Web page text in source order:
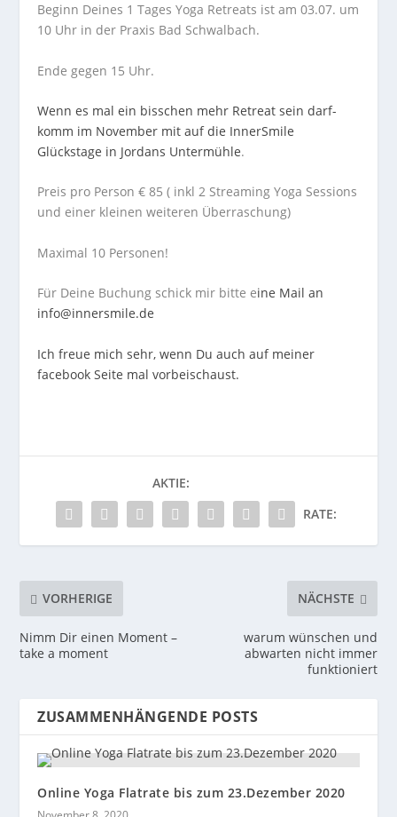
Beginn Deines 1 Tages Yoga Retreats ist am 03.07. um
10 Uhr in der Praxis Bad Schwalbach.
Ende gegen 15 Uhr.
Wenn es mal ein bisschen mehr Retreat sein darf-
komm im November mit auf die InnerSmile
Glückstage in Jordans Untermühle.
Preis pro Person € 85 ( inkl 2 Streaming Yoga Sessions
und einer kleinen weiteren Überraschung)
Maximal 10 Personen!
Für Deine Buchung schick mir bitte eine Mail an
info@innersmile.de
Ich freue mich sehr, wenn Du auch auf meiner
facebook Seite mal vorbeischaust.
AKTIE:
RATE:
VORHERIGE
Nimm Dir einen Moment –
take a moment
NÄCHSTE
warum wünschen und
abwarten nicht immer
funktioniert
ZUSAMMENHÄNGENDE POSTS
Online Yoga Flatrate bis zum 23.Dezember 2020